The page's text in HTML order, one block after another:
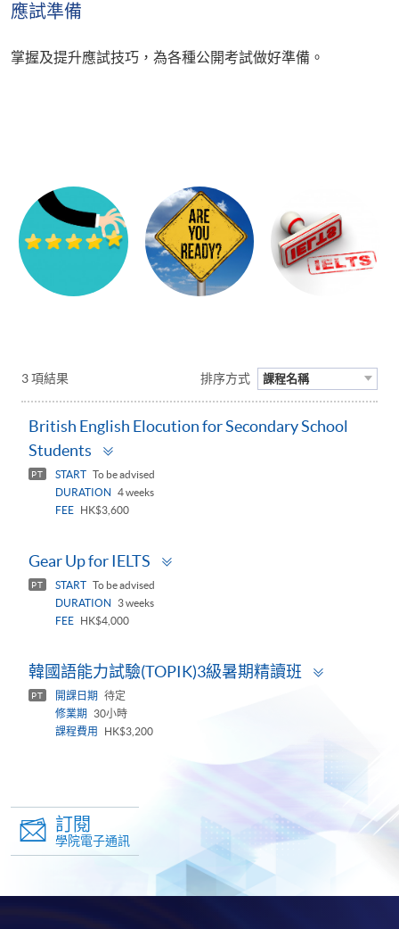
應試準備
掌握及提升應試技巧，為各種公開考試做好準備。
3 項結果 排序方式 課程名稱
British English Elocution for Secondary School
Students
PT START To be advised
DURATION
4 weeks
FEE
HK$3,600
Gear Up for IELTS
PT START To be advised
DURATION
3 weeks
FEE
HK$4,000
韓國語能力試驗(TOPIK)3級暑期精讀班
PT 開課日期
待定
修業期
30小時
課程費用
HK$3,200
訂閱
學院電子通訊